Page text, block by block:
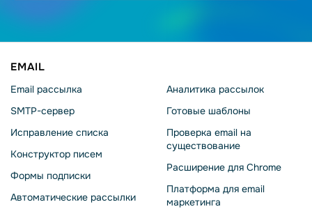
EMAIL
Email рассылка
SMTP-сервер
Исправление списка
Конструктор писем
Формы подписки
Автоматические рассылки
Аналитика рассылок
Готовые шаблоны
Проверка email на
существование
Расширение для Chrome
Платформа для email
маркетинга